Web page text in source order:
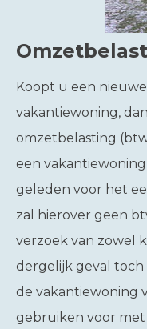
Koopt u een
vakantiewoning,
omzetbelasting
een
geleden voor het
zal hierover geen
verzoek van zowel
dergelijk geval
de vakantiewoning
gebruiken voor